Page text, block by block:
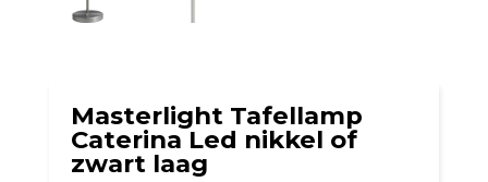
Masterlight Tafellamp
Caterina Led nikkel of
zwart laag